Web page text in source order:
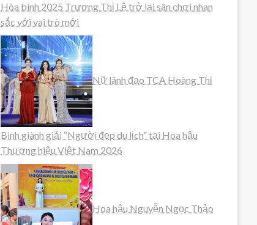
Hòa bình 2025 Trương Thị Lệ trở lại sân chơi nhan
sắc với vai trò mới
Nữ lãnh đạo TCA Hoàng Thị
Bình giành giải “Người đẹp du lịch” tại Hoa hậu
Thương hiệu Việt Nam 2026
Hoa hậu Nguyễn Ngọc Thảo